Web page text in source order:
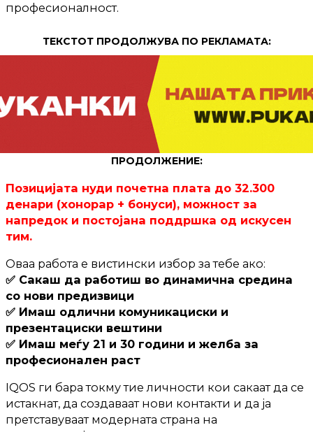
професионалност.
ТЕКСТОТ ПРОДОЛЖУВА ПО РЕКЛАМАТА:
ПРОДОЛЖЕНИЕ:
Позицијата нуди почетна плата до 32.300
денари (хонорар + бонуси), можност за
напредок и постојана поддршка од искусен
тим.
Оваа работа е вистински избор за тебе ако:
✅ Сакаш да работиш во динамична средина
со нови предизвици
✅ Имаш одлични комуникациски и
презентациски вештини
✅ Имаш меѓу 21 и 30 години и желба за
професионален раст
IQOS ги бара токму тие личности кои сакаат да се
истакнат, да создаваат нови контакти и да ја
претставуваат модерната страна на